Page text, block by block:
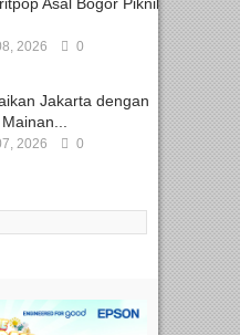
2026 0
Jakarta dengan
2026 0